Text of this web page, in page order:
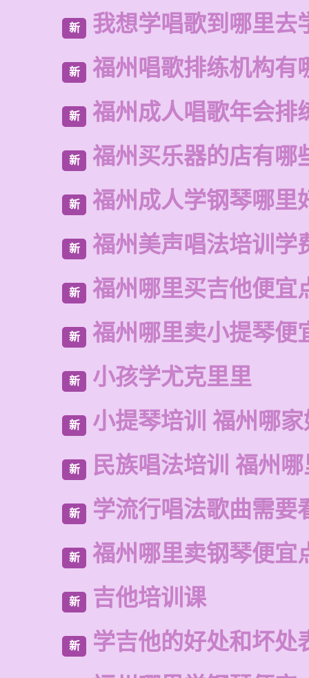
新 我想学唱歌到哪里去
新 福州唱歌排练机构有
新 福州成人唱歌年会排
新 福州买乐器的店有哪
新 福州成人学钢琴哪里
新 福州美声唱法培训学
新 福州哪里买吉他便宜
新 福州哪里卖小提琴便
新 小孩学尤克里里
新 小提琴培训 福州哪
新 民族唱法培训 福州
新 学流行唱法歌曲需要
新 福州哪里卖钢琴便宜
新 吉他培训课
新
学吉他的好处和坏处